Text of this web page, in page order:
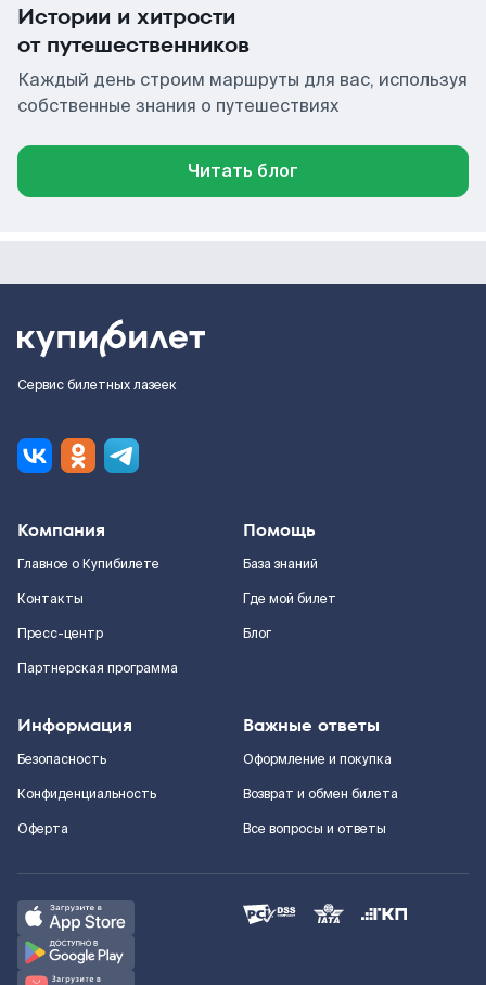
Истории и хитрости
от путешественников
Каждый день строим маршруты для вас, используя
собственные знания о путешествиях
Читать блог
Сервис билетных лазеек
Компания
Главное о Купибилете
Контакты
Пресс-центр
Партнерская программа
Помощь
База знаний
Где мой билет
Блог
Информация
Безопасность
Конфиденциальность
Оферта
Важные ответы
Оформление и покупка
Возврат и обмен билета
Все вопросы и ответы